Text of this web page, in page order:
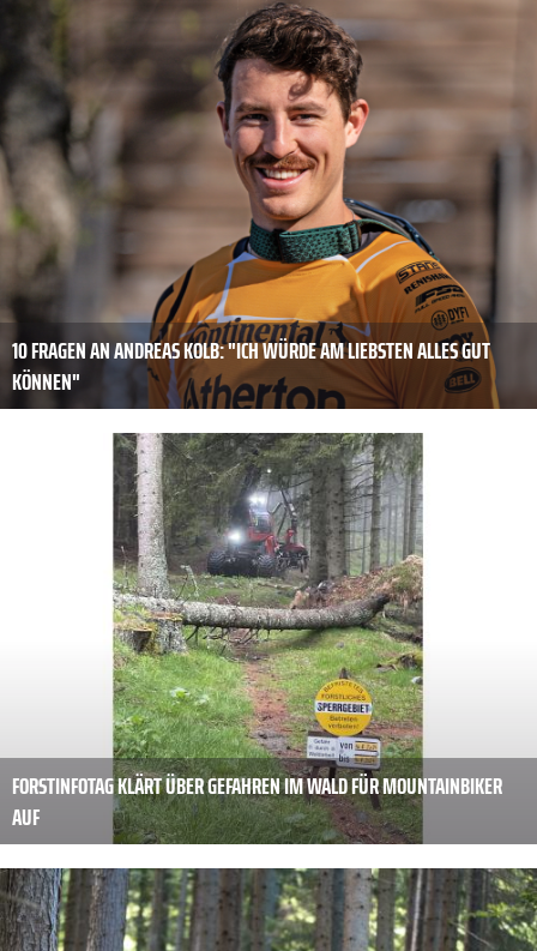
10 FRAGEN AN ANDREAS KOLB: "ICH WÜRDE AM LIEBSTEN ­ALLES GUT
KÖNNEN"
FORSTINFOTAG KLÄRT ÜBER GEFAHREN IM WALD FÜR MOUNTAINBIKER
AUF